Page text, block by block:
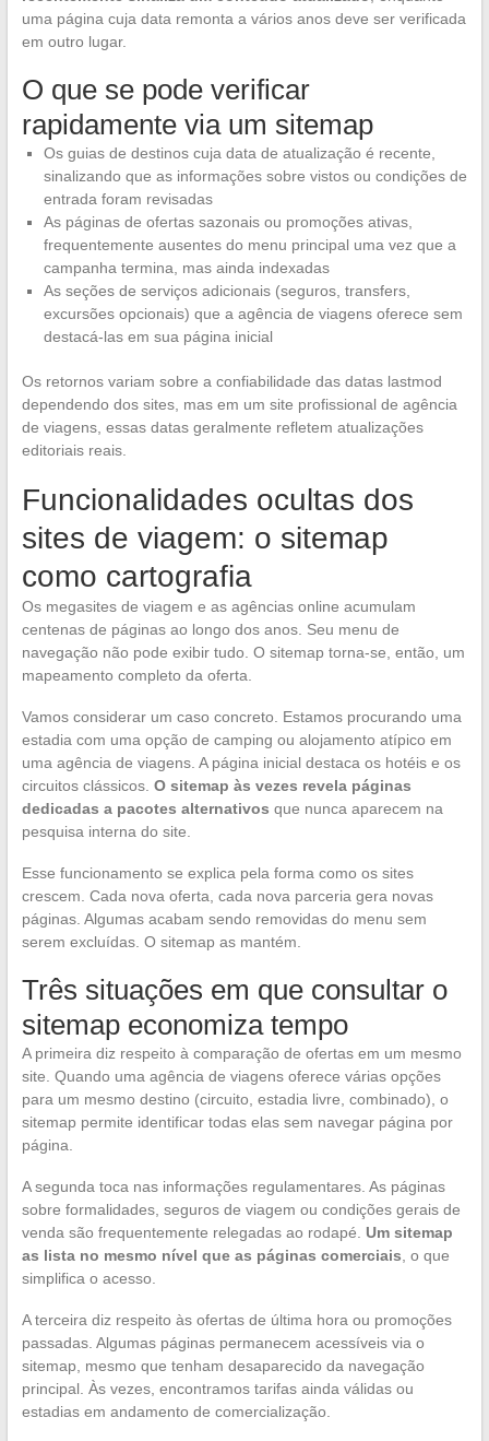
uma página cuja data remonta a vários anos deve ser verificada
em outro lugar.
O que se pode verificar
rapidamente via um sitemap
Os guias de destinos cuja data de atualização é recente,
sinalizando que as informações sobre vistos ou condições de
entrada foram revisadas
As páginas de ofertas sazonais ou promoções ativas,
frequentemente ausentes do menu principal uma vez que a
campanha termina, mas ainda indexadas
As seções de serviços adicionais (seguros, transfers,
excursões opcionais) que a agência de viagens oferece sem
destacá-las em sua página inicial
Os retornos variam sobre a confiabilidade das datas lastmod
dependendo dos sites, mas em um site profissional de agência
de viagens, essas datas geralmente refletem atualizações
editoriais reais.
Funcionalidades ocultas dos
sites de viagem: o sitemap
como cartografia
Os megasites de viagem e as agências online acumulam
centenas de páginas ao longo dos anos. Seu menu de
navegação não pode exibir tudo. O sitemap torna-se, então, um
mapeamento completo da oferta.
Vamos considerar um caso concreto. Estamos procurando uma
estadia com uma opção de camping ou alojamento atípico em
uma agência de viagens. A página inicial destaca os hotéis e os
circuitos clássicos. O sitemap às vezes revela páginas
dedicadas a pacotes alternativos que nunca aparecem na
pesquisa interna do site.
Esse funcionamento se explica pela forma como os sites
crescem. Cada nova oferta, cada nova parceria gera novas
páginas. Algumas acabam sendo removidas do menu sem
serem excluídas. O sitemap as mantém.
Três situações em que consultar o
sitemap economiza tempo
A primeira diz respeito à comparação de ofertas em um mesmo
site. Quando uma agência de viagens oferece várias opções
para um mesmo destino (circuito, estadia livre, combinado), o
sitemap permite identificar todas elas sem navegar página por
página.
A segunda toca nas informações regulamentares. As páginas
sobre formalidades, seguros de viagem ou condições gerais de
venda são frequentemente relegadas ao rodapé. Um sitemap
as lista no mesmo nível que as páginas comerciais, o que
simplifica o acesso.
A terceira diz respeito às ofertas de última hora ou promoções
passadas. Algumas páginas permanecem acessíveis via o
sitemap, mesmo que tenham desaparecido da navegação
principal. Às vezes, encontramos tarifas ainda válidas ou
estadias em andamento de comercialização.